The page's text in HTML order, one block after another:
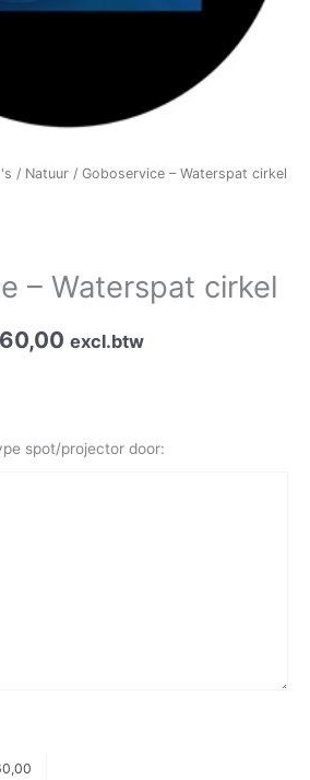
/ Natuur / Goboservice – Waterspat cirkel
– Waterspat cirkel
excl.btw
spot/projector door: